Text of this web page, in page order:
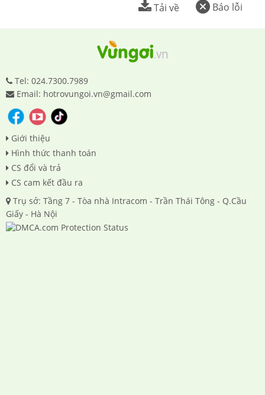
Báo lỗi
Tải về
Tel: 024.7300.7989
Email: hotrovungoi.vn@gmail.com
Giới thiệu
Hình thức thanh toán
CS đổi và trả
CS cam kết đầu ra
Trụ sở: Tầng 7 - Tòa nhà Intracom - Trần Thái Tông - Q.Cầu
Giấy - Hà Nội